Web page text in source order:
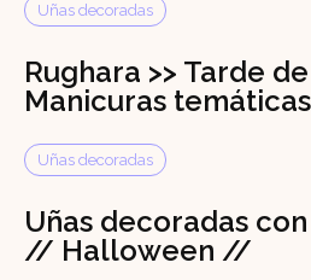
Uñas decoradas
Rughara >> Tarde
Manicuras temáticas
Uñas decoradas
Uñas decoradas
// Halloween //